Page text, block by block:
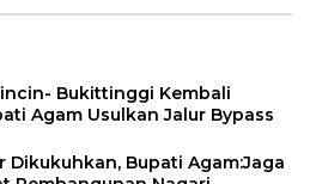
Bukittinggi Kembali
Agam Usulkan Jalur Bypass
Dikukuhkan, Bupati Agam:Jaga